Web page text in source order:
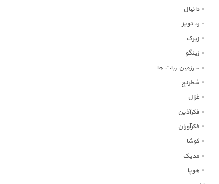
دانیال
رد تویز
زیرک
زینگو
سرزمین ربات ها
شطرنج
غزال
فکرآذین
فکرآوران
کوشا
مدیک
هوپا